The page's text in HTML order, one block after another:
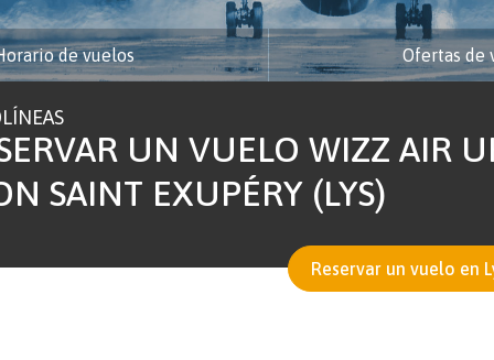
de vuelos Ofertas de
UN VUELO WIZZ AIR
SAINT EXUPÉRY (LYS)
Reservar un vuelo en